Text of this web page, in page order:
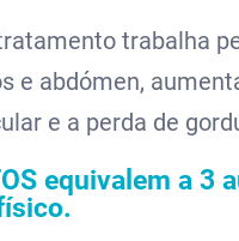
trabalha
e abdómen,
e a perda de
equivalem a 3